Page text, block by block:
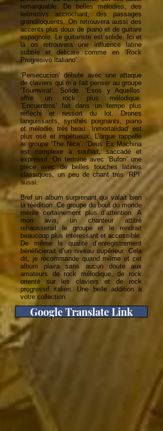
remarquable. De belles mélodies, des
leitmotivs accrochant, des passages
grandiloquents. On retrouvera aussi des
accents plus doux de piano et de guitare
espagnole. Le guitariste est solide. Ici et
là on retrouvera une influence latine
subtile et délicate comme en ‘Rock
Progresivo Italiano’.
‘Persecucion’ débute avec une attaque
de claviers qui m’a fait penser au groupe
‘Triumvirat’. Solide. ‘Esos y Aquellos’
offre un rock plus mélodique.
‘Encuentros’ fait dans un tempo plus
réfléchi et ressort du lot. Drones
languissants, synthés poignants, piano
et mélodie, très beau. ‘Inmortalidad’ est
plus osé et impétueux. L’orgue rappelle
le groupe ‘The Nice’. ‘Deus Ex Machina
est complexe à souhait, saccadé et
expressif. On termine avec ‘Bufon’ une
pièce avec de belles touches latines
classiques, un peu de chant très ‘RPI’
aussi.
Bref un album surprenant qui valait bien
la réédition. Ce groupe du bout du monde
mérite certainement plus d’attention. A
mon avis, un chanteur attitré
rehausserait le groupe et le rendrait
beaucoup plus intéressant et accessible.
De même la qualité d’enregistrement
bénéficierait d’un niveau supérieur. Cela
dit, je recommande quand même et cet
album plaira sans aucun doute aux
amateurs de rock mélodique, de rock
orienté sur les claviers et de rock
progressif italien. Une belle addition à
votre collection.
Google Translate Link